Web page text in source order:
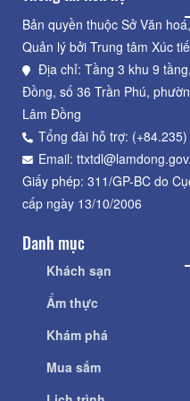
Bản quyền thuộc Sở Văn
Quản lý bởi Trung tâm Xúc
Địa chỉ: Tầng 3 khu 9
Đồng, số 36 Trần Phú,
Lâm Đồng
Tổng đài hỗ trợ: (+84.235)
Email:
Giấy phép: 311/GP-BC do
cấp ngày 13/10/2006
Danh mục
Khách sạn
Ẩm thực
Khám phá
Mua sắm